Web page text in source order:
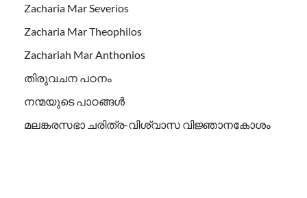
Zacharia Mar Severios
Zacharia Mar Theophilos
Zachariah Mar Anthonios
തിരുവചന പഠനം
നന്മയുടെ പാഠങ്ങള്‍
മലങ്കരസഭാ ചരിത്ര-വിശ്വാസ വിജ്ഞാനകോശം